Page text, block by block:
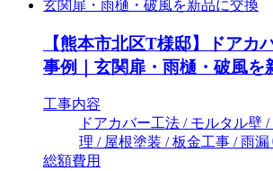
【熊本市北区T様邸】ドアカ
事例｜玄関扉・雨樋・破風を
工事内容
ドアカバー工法 / モルタル壁
理 / 屋根塗装 / 板金工事 / 雨漏
総額費用